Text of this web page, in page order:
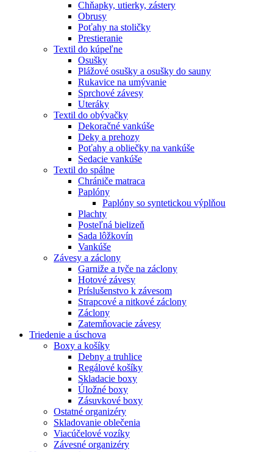
Chňapky, utierky, zástery
Obrusy
Poťahy na stoličky
Prestieranie
Textil do kúpeľne
Osušky
Plážové osušky a osušky do sauny
Rukavice na umývanie
Sprchové závesy
Uteráky
Textil do obývačky
Dekoračné vankúše
Deky a prehozy
Poťahy a obliečky na vankúše
Sedacie vankúše
Textil do spálne
Chrániče matraca
Paplóny
Paplóny so syntetickou výplňou
Plachty
Posteľná bielizeň
Sada lôžkovín
Vankúše
Závesy a záclony
Garniže a tyče na záclony
Hotové závesy
Príslušenstvo k závesom
Strapcové a nitkové záclony
Záclony
Zatemňovacie závesy
Triedenie a úschova
Boxy a košíky
Debny a truhlice
Regálové košíky
Skladacie boxy
Úložné boxy
Zásuvkové boxy
Ostatné organizéry
Skladovanie oblečenia
Viacúčelové vozíky
Závesné organizéry